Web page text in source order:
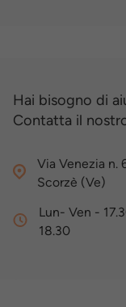
Hai bisogno di
Contatta il
Via Venezia n.
Scorzè (Ve)
Lun- Ven -
18.30